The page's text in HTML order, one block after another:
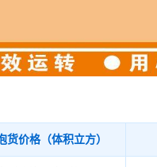
货价格（体积立方）